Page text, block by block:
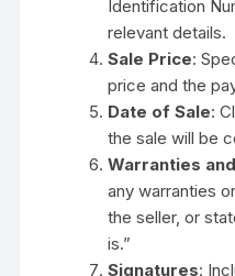
Identification
relevant details.
Sale Price:
price and the
Date of Sale:
the sale will be
Warranties
any warranties
the seller, or
is.”
Signatures: